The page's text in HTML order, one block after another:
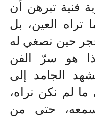
فنية تبرهن أن
تراه العين، بل
حين نصغي له
هو سرّ الفن
الجامد إلى
ما لم نكن نراه،
حتى من